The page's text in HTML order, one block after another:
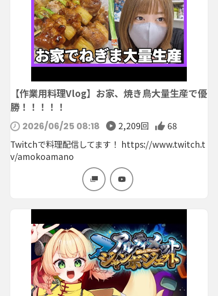
【作業用料理Vlog】お家、焼き鳥大量生産で優
勝！！！！！
2026/06/25 08:18 2,209回
68
Twitchで料理配信してます！ https://www.twitch.t
v/amokoamano